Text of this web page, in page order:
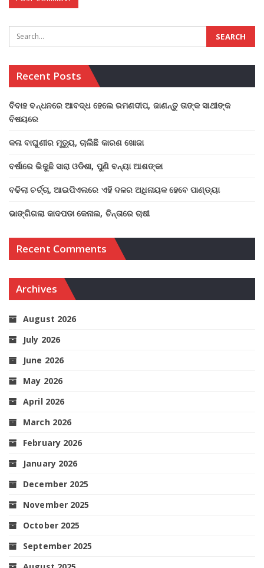
Recent Posts
ବିବାହ ବନ୍ଧନରେ ଆବଦ୍ଧ ହେଲେ ରମଣଦୀପ, ଜାଣନ୍ତୁ ତାଙ୍କ ସାଥୀଙ୍କ
ବିଷୟରେ
କଳା ବାଘୁଣୀର ମୃତ୍ୟୁ, ଚାଲିଛି କାରଣ ଖୋଜା
ବର୍ଷାରେ ଭିଜୁଛି ସାରା ଓଡିଶା, ପୁଣି ବନ୍ୟା ଆଶଙ୍କା
ବଢିଲା ଚର୍ଚ୍ଚା, ଆଇପିଏଲରେ ଏହି ଦଳର ଅଧିନାୟକ ହେବେ ପାଣ୍ଡ୍ୟା
ଭାଙ୍ଗିଗଲା କାଦପଡା କେନାଲ, ଚିନ୍ତାରେ ଚାଷୀ
Recent Comments
Archives
August 2026
July 2026
June 2026
May 2026
April 2026
March 2026
February 2026
January 2026
December 2025
November 2025
October 2025
September 2025